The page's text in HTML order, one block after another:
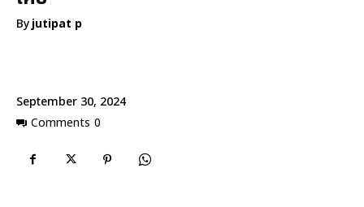
September 30, 2024
Comments 0
Byjutipat p